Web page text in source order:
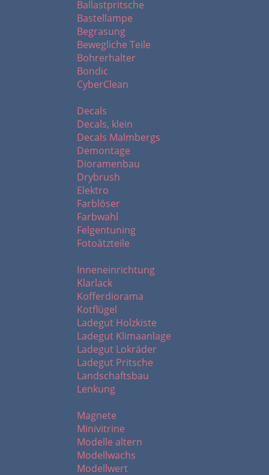
Ballastpritsche
Bastellampe
Begrasung
Bewegliche Teile
Bohrerhalter
Bondic
CyberClean
Decals
Decals, klein
Decals Malmbergs
Demontage
Dioramenbau
Drybrush
Elektro
Farblöser
Farbwahl
Felgentuning
Fotoätzteile
Inneneinrichtung
Klarlack
Kofferdiorama
Kotflügel
Ladegut Holzkiste
Ladegut Klimaanlage
Ladegut Lokräder
Ladegut Pritsche
Landschaftsbau
Lenkung
Magnete
Minivitrine
Modelle altern
Modellwachs
Modellwert